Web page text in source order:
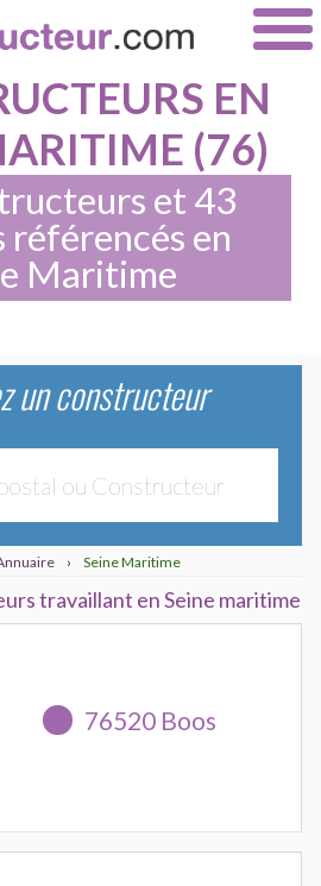
EN
(76)
et 43
référencés en
Maritime
un constructeur
› Seine Maritime
travaillant en Seine maritime
76520 Boos